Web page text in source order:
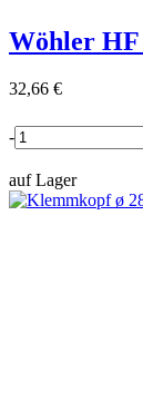
Wöhler
32,66 €
-
auf Lager